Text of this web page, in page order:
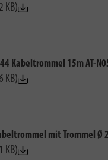
KB)
Kabeltrommel 15m AT-
KB)
mit Trommel Ø
KB)